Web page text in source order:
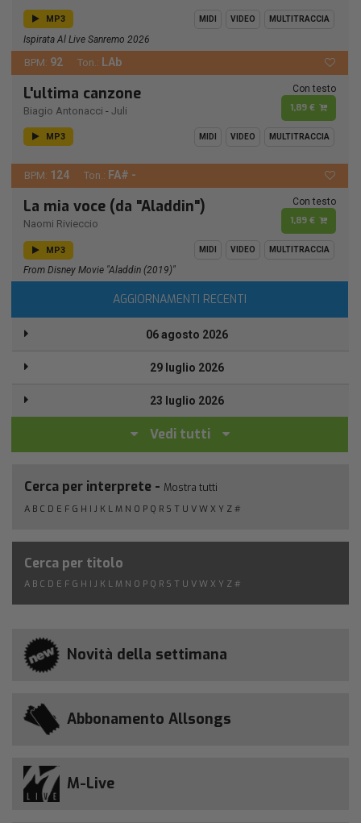
MP3 MIDI VIDEO MULTITRACCIA
Ispirata Al Live Sanremo 2026
BPM: 92 Ton.: LAb
L'ultima canzone
Biagio Antonacci - Juli
Con testo
1,89 €
MP3 MIDI VIDEO MULTITRACCIA
BPM: 124 Ton.: FA# -
La mia voce (da "Aladdin")
Naomi Rivieccio
Con testo
1,89 €
MP3 MIDI VIDEO MULTITRACCIA
From Disney Movie "Aladdin (2019)"
AGGIORNAMENTI RECENTI
06 agosto 2026
29 luglio 2026
23 luglio 2026
Vedi tutti
Cerca per interprete - Mostra tutti
A B C D E F G H I J K L M N O P Q R S T U V W X Y Z #
Cerca per titolo
A B C D E F G H I J K L M N O P Q R S T U V W X Y Z #
Novità della settimana
Abbonamento Allsongs
M-Live